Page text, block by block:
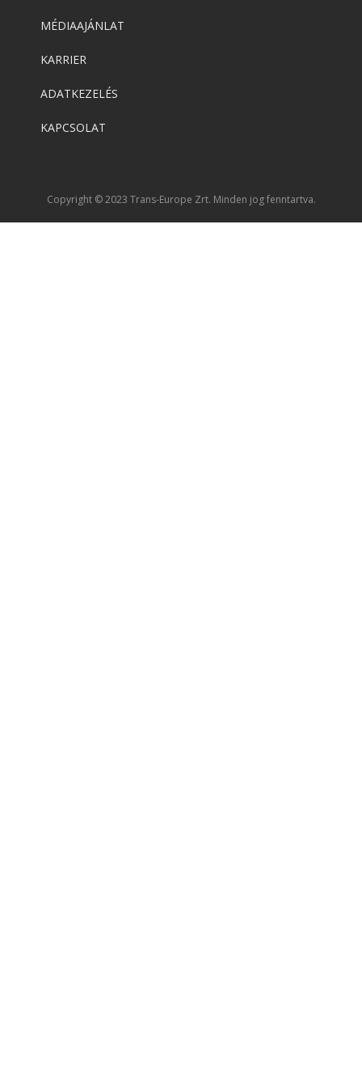
MÉDIAAJÁNLAT
KARRIER
ADATKEZELÉS
KAPCSOLAT
Copyright © 2023 Trans-Europe Zrt. Minden jog fenntartva.